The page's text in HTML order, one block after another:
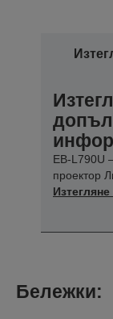
EB-L790U
проектор
Изтегляне
Бележки: